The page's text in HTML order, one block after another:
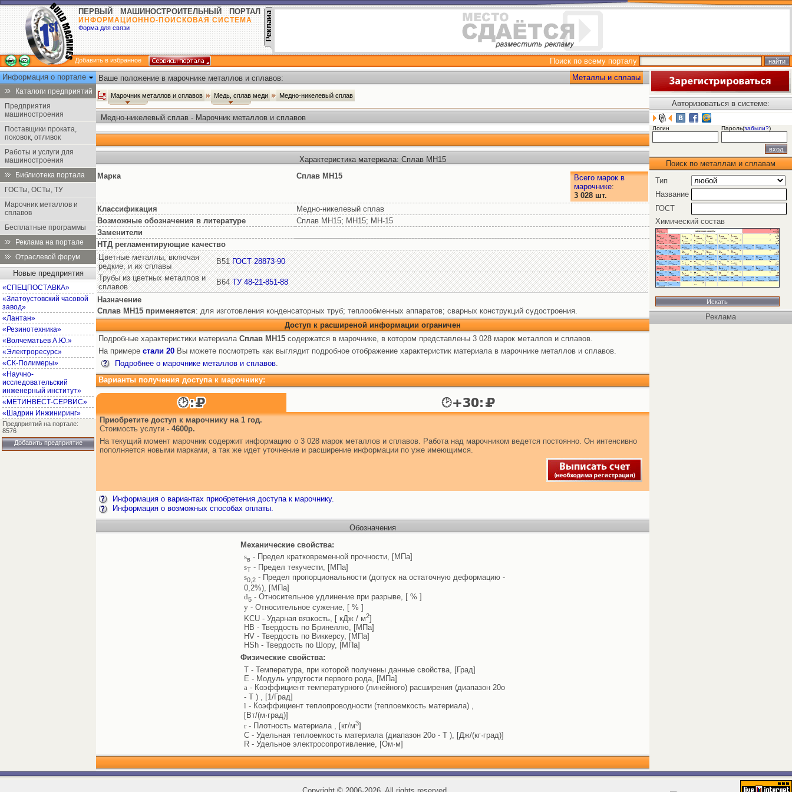
ПЕРВЫЙ МАШИНОСТРОИТЕЛЬНЫЙ ПОРТАЛ
ИНФОРМАЦИОННО-ПОИСКОВАЯ СИСТЕМА
Форма для связи
Добавить в избранное
Поиск по всему порталу
Информация о портале
Каталоги предприятий
Предприятия
машиностроения
Поставщики проката,
поковок, отливок
Работы и услуги для
машиностроения
Библиотека портала
ГОСТы, ОСТы, ТУ
Марочник металлов и
сплавов
Бесплатные программы
Реклама на портале
Отраслевой форум
Новые предприятия
«СПЕЦПОСТАВКА»
«Златоустовский часовой
завод»
«Лантан»
«Резинотехника»
«Волчематьев А.Ю.»
«Электроресурс»
«СК-Полимеры»
«Научно-
исследовательский
инженерный институт»
«МЕТИНВЕСТ-СЕРВИС»
«Шадрин Инжиниринг»
Предприятий на портале:
8576
Добавить предприятие
Ваше положение в марочнике металлов и сплавов: Металлы и сплавы
Марочник металлов и сплавов Медь, сплав меди Медно-никелевый сплав
Медно-никелевый сплав - Марочник металлов и сплавов
Характеристика материала: Сплав МН15
Марка
Сплав МН15
Всего марок в
марочнике:
3 028 шт.
Классификация
Медно-никелевый сплав
Возможные обозначения в литературе
Сплав МН15; МН15; МН-15
Заменители
НТД регламентирующие качество
Цветные металлы, включая
редкие, и их сплавы
В51 ГОСТ 28873-90
Трубы из цветных металлов и
сплавов
В64 ТУ 48-21-851-88
Назначение
Сплав МН15 применяется: для изготовления конденсаторных труб; теплообменных аппаратов; сварных конструкций судостроения.
Доступ к расширеной информации ограничен
Подробные характеристики материала Сплав МН15 содержатся в марочнике, в котором представлены 3 028 марок металлов и сплавов.
На примере стали 20 Вы можете посмотреть как выглядит подробное отображение характеристик материала в марочнике металлов и сплавов.
Подробнее о марочнике металлов и сплавов.
Варианты получения доступа к марочнику:
Приобретите доступ к марочнику на 1 год.
Стоимость услуги - 4600р.
На текущий момент марочник содержит информацию о 3 028 марок металлов и сплавов. Работа над марочником ведется постоянно. Он интенсивно
пополняется новыми марками, а так же идет уточнение и расширение информации по уже имеющимся.
Информация о вариантах приобретения доступа к марочнику.
Информация о возможных способах оплаты.
Обозначения
Механические свойства:
sв - Предел кратковременной прочности, [МПа]
sТ- Предел текучести, [МПа]
s0,2- Предел пропорциональности (допуск на остаточную деформацию -
0,2%), [МПа]
d5- Относительное удлинение при разрыве, [ % ]
y- Относительное сужение, [ % ]
KCU - Ударная вязкость, [ кДж / м2]
HB - Твердость по Бринеллю, [МПа]
HV - Твердость по Виккерсу, [МПа]
HSh - Твердость по Шору, [МПа]
Физические свойства:
T - Температура, при которой получены данные свойства, [Град]
E - Модуль упругости первого рода, [МПа]
a- Коэффициент температурного (линейного) расширения (диапазон 20o
- T ) , [1/Град]
l - Коэффициент теплопроводности (теплоемкость материала) ,
[Вт/(м·град)]
r- Плотность материала , [кг/м3]
C - Удельная теплоемкость материала (диапазон 20o - T ), [Дж/(кг·град)]
R - Удельное электросопротивление, [Ом·м]
Авторизоваться в системе:
Логин Пароль(забыли?)
Поиск по металлам и сплавам
Тип
Название
ГОСТ
Химический состав
Реклама